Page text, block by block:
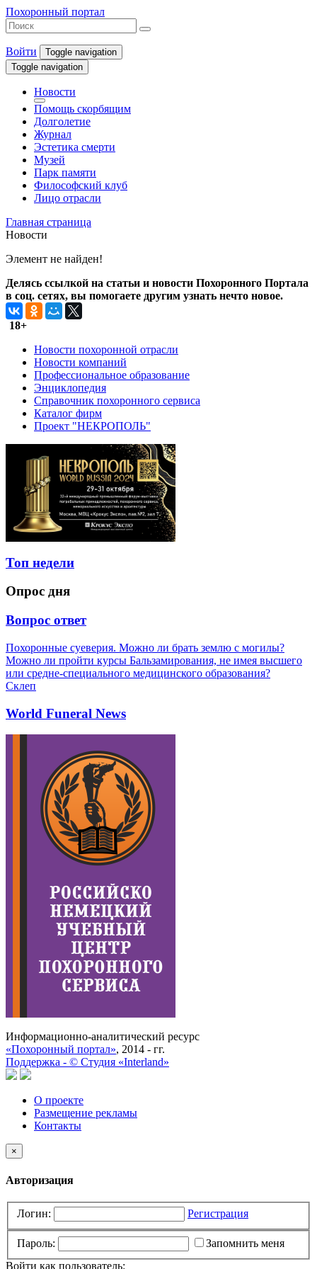
Похоронный портал
Войти
Toggle navigation
Toggle navigation
Новости
Помощь скорбящим
Долголетие
Журнал
Эстетика смерти
Музей
Парк памяти
Философский клуб
Лицо отрасли
Главная страница
Новости
Элемент не найден!
Делясь ссылкой на статьи и новости Похоронного Портала
в соц. сетях, вы помогаете другим узнать нечто новое.
18+
Новости похоронной отрасли
Новости компаний
Профессиональное образование
Энциклопедия
Справочник похоронного сервиса
Каталог фирм
Проект "НЕКРОПОЛЬ"
Топ недели
Опрос дня
Вопрос ответ
Похоронные суеверия. Можно ли брать землю с могилы?
Можно ли пройти курсы Бальзамирования, не имея высшего
или средне-специального медицинского образования?
Склеп
World Funeral News
Информационно-аналитический ресурс
«Похоронный портал», 2014 - гг.
Поддержка - © Cтудия «Interland»
О проекте
Размещение рекламы
Контакты
×
Авторизация
Логин: Регистрация
Пароль:
Запомнить меня
Войти как пользователь: